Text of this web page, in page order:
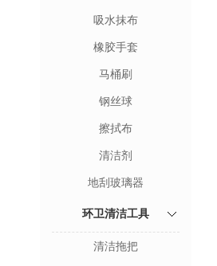
吸水抹布
橡胶手套
马桶刷
钢丝球
擦拭布
清洁剂
地刮玻璃器
环卫清洁工具
清洁拖把